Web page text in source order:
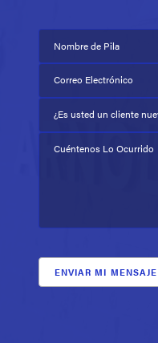
Nombre de Pila
Correo Electrónico
¿Es usted un cliente
Cuéntenos Lo Ocurrido
ENVIAR MI MENSAJE